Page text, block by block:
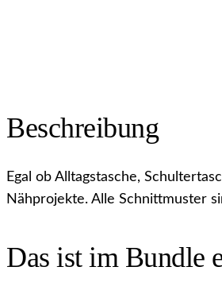
Beschreibung
Egal ob Alltagstasche,
Nähprojekte. Alle Schnittmuster
Das ist im Bundle